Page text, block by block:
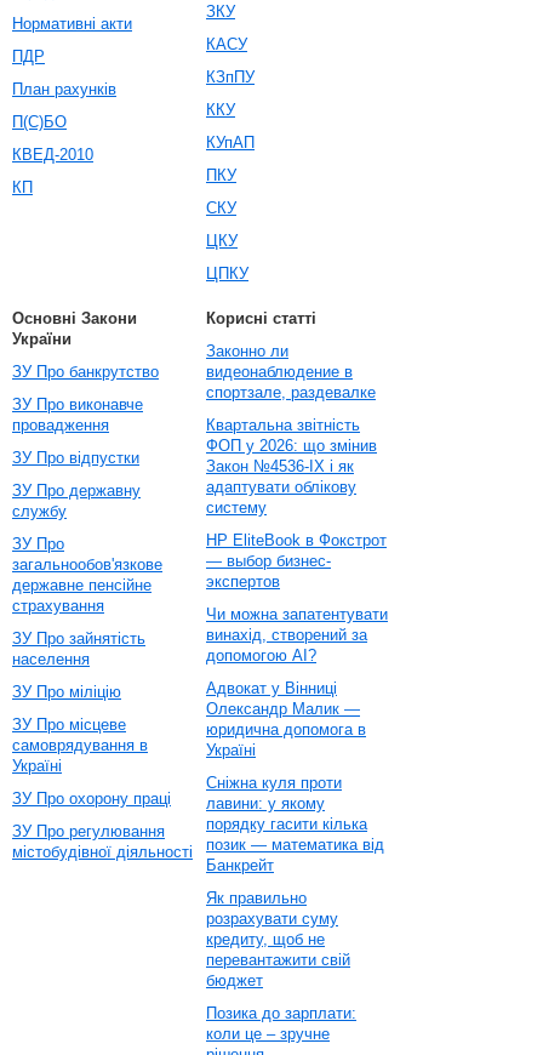
Нормативні акти
ПДР
План рахунків
П(С)БО
КВЕД-2010
КП
ЗКУ
КАСУ
КЗпПУ
ККУ
КУпАП
ПКУ
СКУ
ЦКУ
ЦПКУ
Основні Закони
України
ЗУ Про банкрутство
ЗУ Про виконавче
провадження
ЗУ Про відпустки
ЗУ Про державну
службу
ЗУ Про
загальнообов'язкове
державне пенсійне
страхування
ЗУ Про зайнятість
населення
ЗУ Про міліцію
ЗУ Про місцеве
самоврядування в
Україні
ЗУ Про охорону праці
ЗУ Про регулювання
містобудівної діяльності
Корисні статті
Законно ли
видеонаблюдение в
спортзале, раздевалке
Квартальна звітність
ФОП у 2026: що змінив
Закон №4536-IX і як
адаптувати облікову
систему
HP EliteBook в Фокстрот
— выбор бизнес-
экспертов
Чи можна запатентувати
винахід, створений за
допомогою AI?
Адвокат у Вінниці
Олександр Малик —
юридична допомога в
Україні
Сніжна куля проти
лавини: у якому
порядку гасити кілька
позик — математика від
Банкрейт
Як правильно
розрахувати суму
кредиту, щоб не
перевантажити свій
бюджет
Позика до зарплати:
коли це – зручне